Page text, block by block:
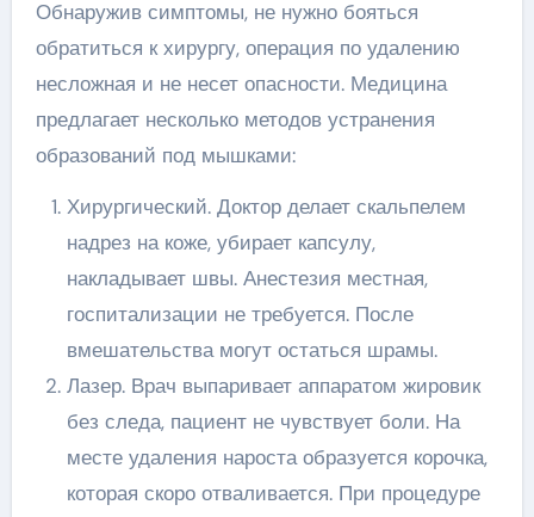
Обнаружив симптомы, не нужно бояться
обратиться к хирургу, операция по удалению
несложная и не несет опасности. Медицина
предлагает несколько методов устранения
образований под мышками:
Хирургический. Доктор делает скальпелем
надрез на коже, убирает капсулу,
накладывает швы. Анестезия местная,
госпитализации не требуется. После
вмешательства могут остаться шрамы.
Лазер. Врач выпаривает аппаратом жировик
без следа, пациент не чувствует боли. На
месте удаления нароста образуется корочка,
которая скоро отваливается. При процедуре